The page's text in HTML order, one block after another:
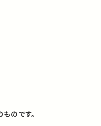
のです。